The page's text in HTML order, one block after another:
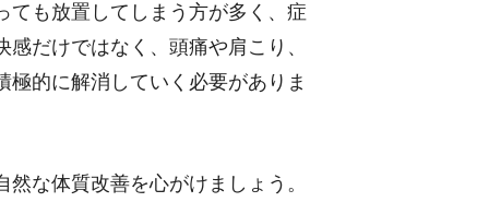
ても放置してしまう方が多く、症
だけではなく、頭痛や肩こり、
的に解消していく必要がありま
な体質改善を心がけましょう。